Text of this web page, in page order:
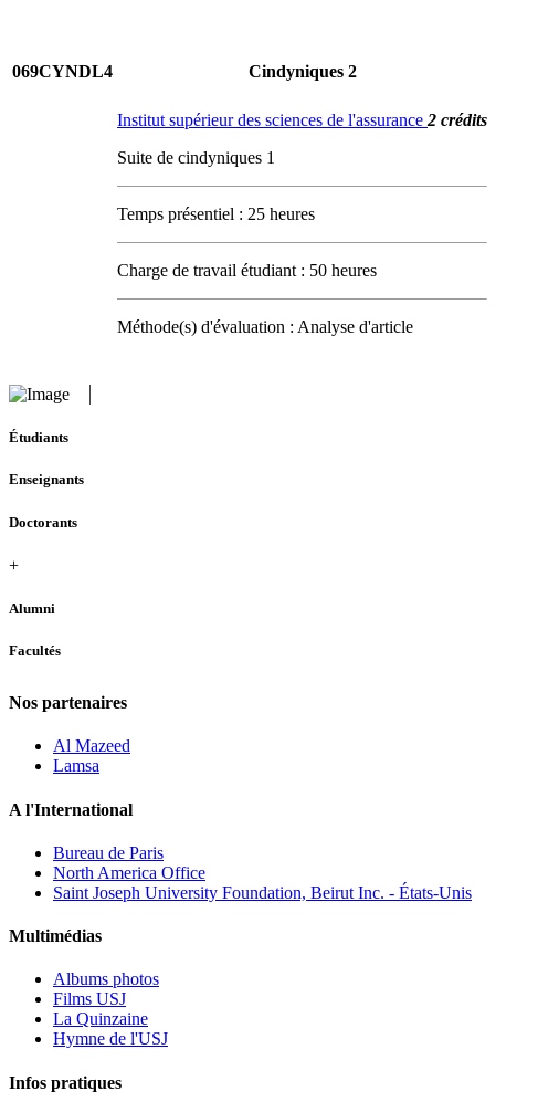
069CYNDL4 Cindyniques 2
Institut supérieur des sciences de l'assurance 2 crédits
Suite de cindyniques 1
Temps présentiel : 25 heures
Charge de travail étudiant : 50 heures
Méthode(s) d'évaluation : Analyse d'article
Étudiants
Enseignants
Doctorants
+
Alumni
Facultés
Nos partenaires
Al Mazeed
Lamsa
A l'International
Bureau de Paris
North America Office
Saint Joseph University Foundation, Beirut Inc. - États-Unis
Multimédias
Albums photos
Films USJ
La Quinzaine
Hymne de l'USJ
Infos pratiques